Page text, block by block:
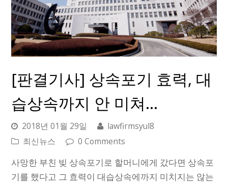
[판결기사] 상속포기 효력, 대
습상속까지 안 미쳐…
2018년 01월 29일
lawfirmsyul8
최신뉴스
0 Comments
사망한 부친 빚 상속포기로 할머니에게 갔다면 상속포
기를 했다고 그 효력이 대습상속에까지 미치지는 않는